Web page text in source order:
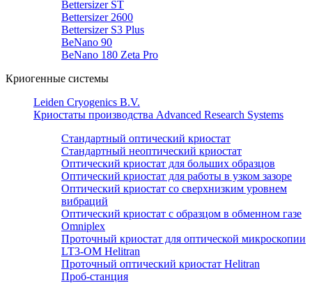
Bettersizer ST
Bettersizer 2600
Bettersizer S3 Plus
BeNano 90
BeNano 180 Zeta Pro
Криогенные системы
Leiden Cryogenics B.V.
Криостаты производства Advanced Research Systems
Стандартный оптический криостат
Стандартный неоптический криостат
Оптический криостат для больших образцов
Оптический криостат для работы в узком зазоре
Оптический криостат со сверхнизким уровнем
вибраций
Оптический криостат с образцом в обменном газе
Omniplex
Проточный криостат для оптической микроскопии
LT3-OM Helitran
Проточный оптический криостат Helitran
Проб-станция